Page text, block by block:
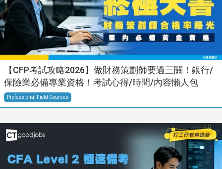
【CFP考試攻略2026】做財務策劃師要過三關！銀行/
保險業必備專業資格！考試心得/時間/內容懶人包
Professional Field Courses